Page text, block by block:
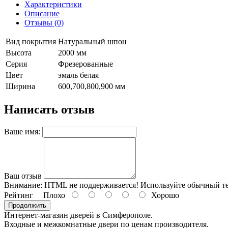
Характеристики
Описание
Отзывы (0)
Вид покрытия Натуральный шпон
Высота
2000 мм
Серия
Фрезерованные
Цвет
эмаль белая
Ширина
600,700,800,900 мм
Написать отзыв
Ваше имя:
Ваш отзыв
Внимание: HTML не поддерживается! Используйте обычный
Рейтинг Плохо Хорошо
Продолжить
Интернет-магазин дверей в Симферополе.
Входные и межкомнатные двери по ценам производителя.